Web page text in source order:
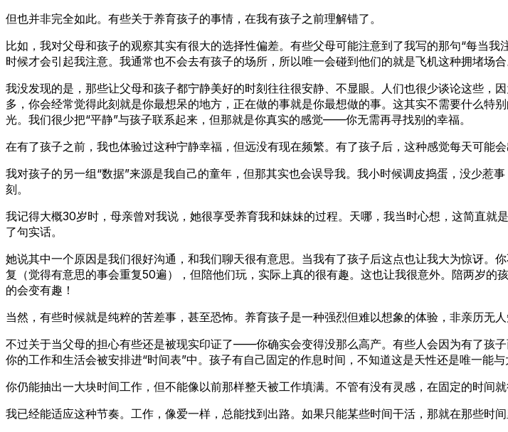
但也并非完全如此。有些关于养育孩子的事情，在我有孩子之前理解错了。
比如，我对父母和孩子的观察其实有很大的选择性偏差。有些父母可能注意到了我写的那句“每当
时候才会引起我注意。我通常也不会去有孩子的场所，所以唯一会碰到他们的就是飞机这种拥堵场
我没发现的是，那些让父母和孩子都宁静美好的时刻往往很安静、不显眼。人们也很少谈论这些
多，你会经常觉得此刻就是你最想呆的地方，正在做的事就是你最想做的事。这其实不需要什么
光。我们很少把“平静”与孩子联系起来，但那就是你真实的感觉——你无需再寻找别的幸福。
在有了孩子之前，我也体验过这种宁静幸福，但远没有现在频繁。有了孩子后，这种感觉每天可能会
我对孩子的另一组“数据”来源是我自己的童年，但那其实也会误导我。我小时候调皮捣蛋，没少
刻。
我记得大概30岁时，母亲曾对我说，她很享受养育我和妹妹的过程。天哪，我当时心想，这简直
了句实话。
她说其中一个原因是我们很好沟通，和我们聊天很有意思。当我有了孩子后这点也让我大为惊讶
复（觉得有意思的事会重复50遍），但陪他们玩，实际上真的很有趣。这也让我很意外。陪两岁
的会变有趣！
当然，有些时候就是纯粹的苦差事，甚至恐怖。养育孩子是一种强烈但难以想象的体验，非亲历无
不过关于当父母的担心有些还是被现实印证了——你确实会变得没那么高产。有些人会因为有了孩
你的工作和生活会被安排进“时间表”中。孩子有自己固定的作息时间，不知道这是天性还是唯一能
你仍能抽出一大块时间工作，但不能像以前那样整天被工作填满。不管有没有灵感，在固定的时间
我已经能适应这种节奏。工作，像爱一样，总能找到出路。如果只能某些时间干活，那就在那些时